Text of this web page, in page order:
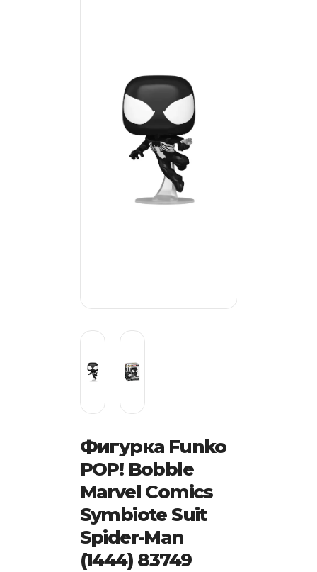
Фигурка Funko
POP! Bobble
Marvel Comics
Symbiote Suit
Spider-Man
(1444) 83749